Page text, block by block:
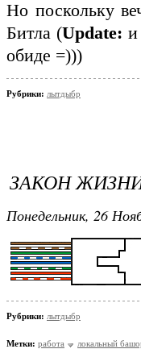
Но поскольку
Битла (Update: и
обиде =)))
Рубрики: лытдыбр
ЗАКОН
Понедельник, 26
Рубрики: лытдыбр
Метки: работа локальный